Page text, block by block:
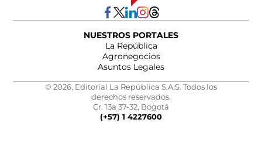
NUESTROS PORTALES
La República
Agronegocios
Asuntos Legales
© 2026, Editorial La República S.A.S. Todos los
derechos reservados.
Cr. 13a 37-32, Bogotá
(+57) 1 4227600